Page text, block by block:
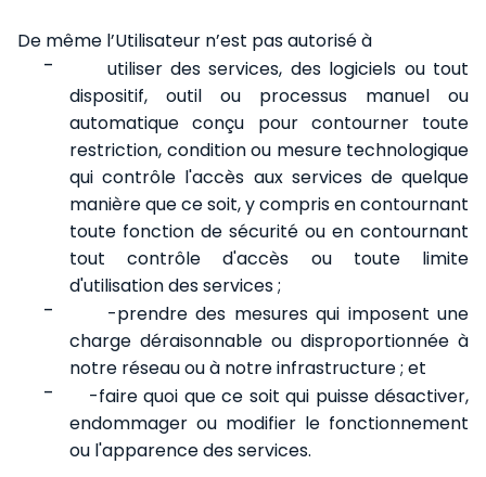
De même l’Utilisateur n’est pas autorisé à
-
utiliser des services, des logiciels ou tout
dispositif, outil ou processus manuel ou
automatique conçu pour contourner toute
restriction, condition ou mesure technologique
qui contrôle l'accès aux services de quelque
manière que ce soit, y compris en contournant
toute fonction de sécurité ou en contournant
tout contrôle d'accès ou toute limite
d'utilisation des services ;
-
-prendre des mesures qui imposent une
charge déraisonnable ou disproportionnée à
notre réseau ou à notre infrastructure ; et
-
-faire quoi que ce soit qui puisse désactiver,
endommager ou modifier le fonctionnement
ou l'apparence des services.